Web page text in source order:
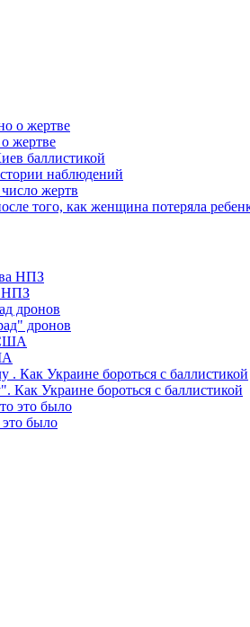
жертве
баллистикой
наблюдений
жертв
того, как женщина потеряла
НПЗ
дронов
Как Украине бороться с баллистикой
было